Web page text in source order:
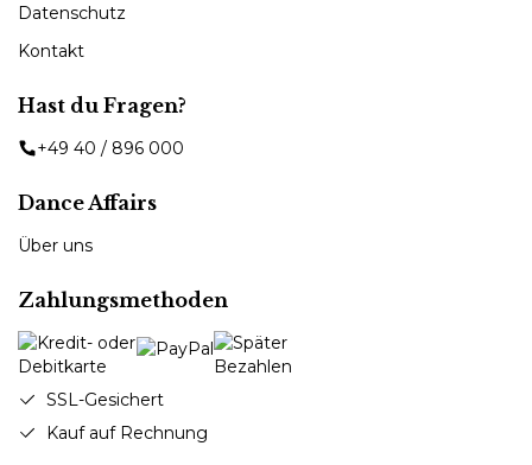
Datenschutz
Kontakt
Hast du Fragen?
+49 40 / 896 000
Dance Affairs
Über uns
Zahlungsmethoden
SSL-Gesichert
Kauf auf Rechnung